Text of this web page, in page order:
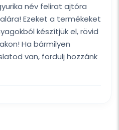
név felirat ajtóra
Ezeket a termékeket
készítjük el, rövid
Ha bármilyen
van, fordulj hozzánk